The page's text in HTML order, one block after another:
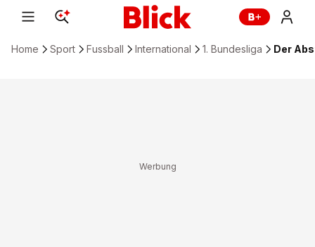
Home Sport Fussball International 1. Bundesliga Der